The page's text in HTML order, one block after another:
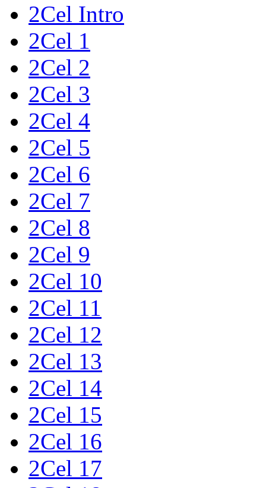
2Cel Intro
2Cel 1
2Cel 2
2Cel 3
2Cel 4
2Cel 5
2Cel 6
2Cel 7
2Cel 8
2Cel 9
2Cel 10
2Cel 11
2Cel 12
2Cel 13
2Cel 14
2Cel 15
2Cel 16
2Cel 17